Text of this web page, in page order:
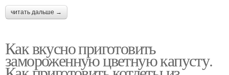
читать дальше →
Как вкусно приготовить
замороженную цветную капусту.